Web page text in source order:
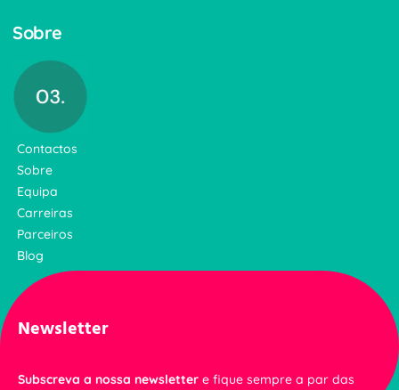
Sobre
Contactos
Sobre
Equipa
Carreiras
Parceiros
Blog
Newsletter
Subscreva a nossa newsletter e fique sempre a par das